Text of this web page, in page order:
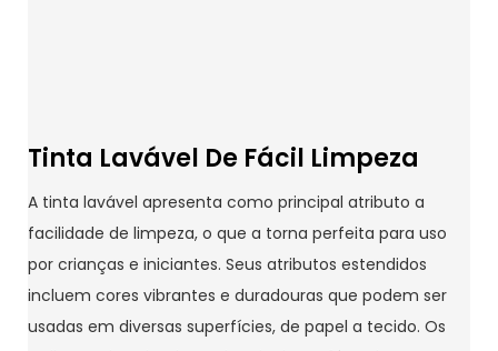
Tinta Lavável De Fácil Limpeza
A tinta lavável apresenta como principal atributo a
facilidade de limpeza, o que a torna perfeita para uso
por crianças e iniciantes. Seus atributos estendidos
incluem cores vibrantes e duradouras que podem ser
usadas em diversas superfícies, de papel a tecido. Os